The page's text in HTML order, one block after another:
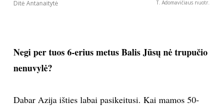
Ditė Antanaitytė T. Adomavičiaus nuotr.
Negi per tuos 6-erius metus Balis Jūsų nė trupučio
nenuvylė?
Dabar Azija išties labai pasikeitusi. Kai mamos 50-